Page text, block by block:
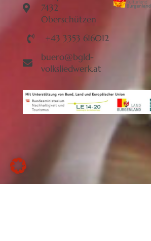
7432
Oberschützen
+43 3353 616012
buero@bgld-
volksliedwerk.at